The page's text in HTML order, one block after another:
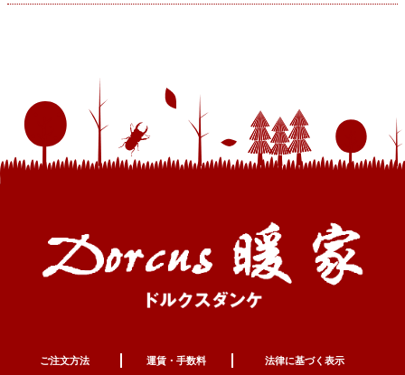
ご注文方法 運賃・手数料 法律に基づく表示